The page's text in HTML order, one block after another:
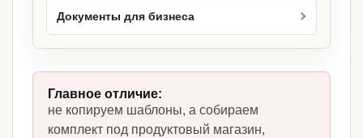
Документы для бизнеса
Главное отличие:
не копируем шаблоны, а собираем
комплект под продуктовый магазин,